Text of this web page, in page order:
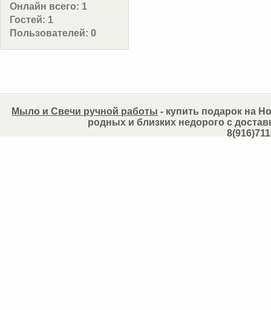
Онлайн всего: 1
Гостей: 1
Пользователей: 0
Мыло и Свечи ручной работы - купить подарок на
родных и близких недорого с